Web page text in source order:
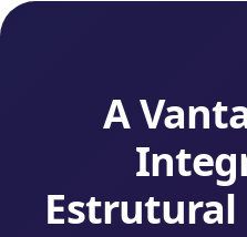
A
Estrutural